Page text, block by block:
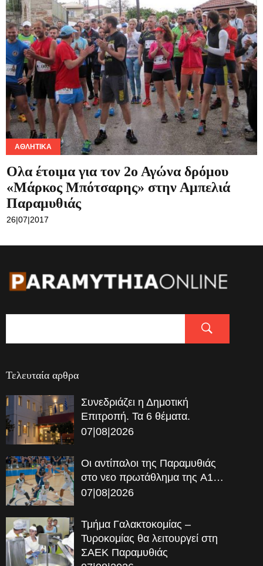
ΑΘΛΗΤΙΚΆ
Ολα έτοιμα για τον 2ο Αγώνα δρόμου
«Μάρκος Μπότσαρης» στην Αμπελιά
Παραμυθιάς
26|07|2017
Τελευταία αρθρα
Συνεδριάζει η Δημοτική
Επιτροπή. Τα 6 θέματα.
07|08|2026
Οι αντίπαλοι της Παραμυθιάς
στο νεο πρωτάθλημα της A1…
07|08|2026
Τμήμα Γαλακτοκομίας –
Τυροκομίας θα λειτουργεί στη
ΣΑΕΚ Παραμυθιάς